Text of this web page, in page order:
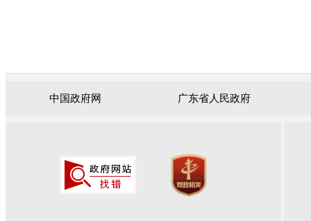
中国政府网 广东省人民政府